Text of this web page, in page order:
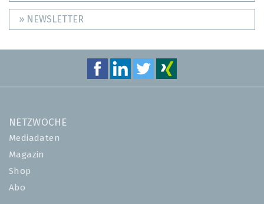
» NEWSLETTER
NETZWOCHE
Mediadaten
Magazin
Shop
Abo